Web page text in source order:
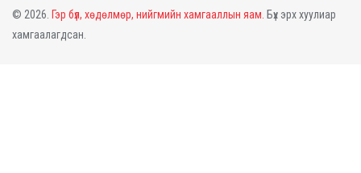
© 2026. Гэр бүл, хөдөлмөр, нийгмийн хамгааллын яам. Бүх эрх хуулиар
хамгаалагдсан.